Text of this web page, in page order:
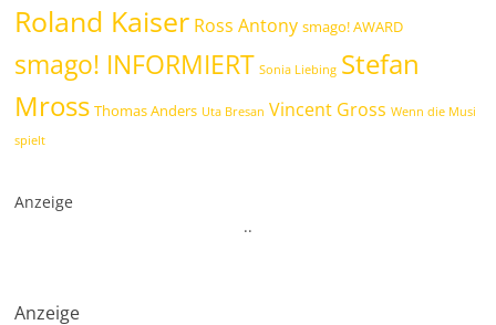
Roland Kaiser Ross Antony smago! AWARD
smago! INFORMIERT Sonia Liebing Stefan
Mross Thomas Anders Uta Bresan Vincent Gross Wenn die Musi
spielt
Anzeige
..
Anzeige